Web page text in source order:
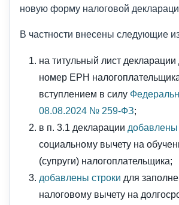
новую форму налоговой
В частности внесены следующие
на титульный лист
номер ЕРН
вступлением в силу
08.08.2024 № 259-ФЗ;
в п. 3.1 декларации добавлены
социальному вычету на
(супруги) налогоплательщика;
добавлены строки для
налоговому вычету на